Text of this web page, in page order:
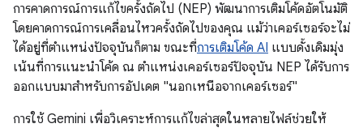
การคาดการณ์การแก้ไขครั้งถัดไป (NEP) พัฒนาการเติมโค้ดอัตโนมัติ
โดยคาดการณ์การเคลื่อนไหวครั้งถัดไปของคุณ แม้ว่าเคอร์เซอร์จะไม่
ได้อยู่ที่ตำแหน่งปัจจุบันก็ตาม ขณะที่การเติมโค้ด AI แบบดั้งเดิมมุ่ง
เน้นที่การแนะนำโค้ด ณ ตำแหน่งเคอร์เซอร์ปัจจุบัน NEP ได้รับการ
ออกแบบมาสำหรับการอัปเดต "นอกเหนือจากเคอร์เซอร์"
การใช้ Gemini เพื่อวิเคราะห์การแก้ไขล่าสุดในหลายไฟล์ช่วยให้